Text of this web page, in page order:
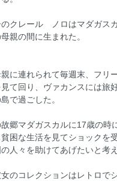
クレール ノロはマダガス
親の間に生まれた。
に連れられて毎週末、フリ
て回り、ヴァカンスには旅
で過ごした。
郷マダガスカルに17歳の時
困な生活を見てショック
人々を助けてあげたいと考え
のコレクションはレトロで